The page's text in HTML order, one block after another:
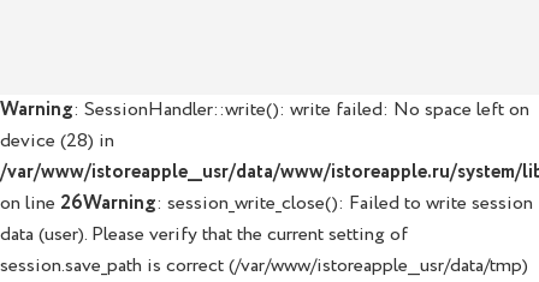
Warning: SessionHandler::write(): write failed: No space left on
device (28) in
/var/www/istoreapple__usr/data/www/istoreapple.ru/system/
on line 26Warning: session_write_close(): Failed to write session
data (user). Please verify that the current setting of
session.save_path is correct (/var/www/istoreapple__usr/data/tmp)